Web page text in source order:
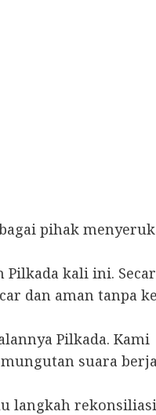
pihak
Pilkada kali ini.
dan aman tanpa
Pilkada. Kami
suara
langkah